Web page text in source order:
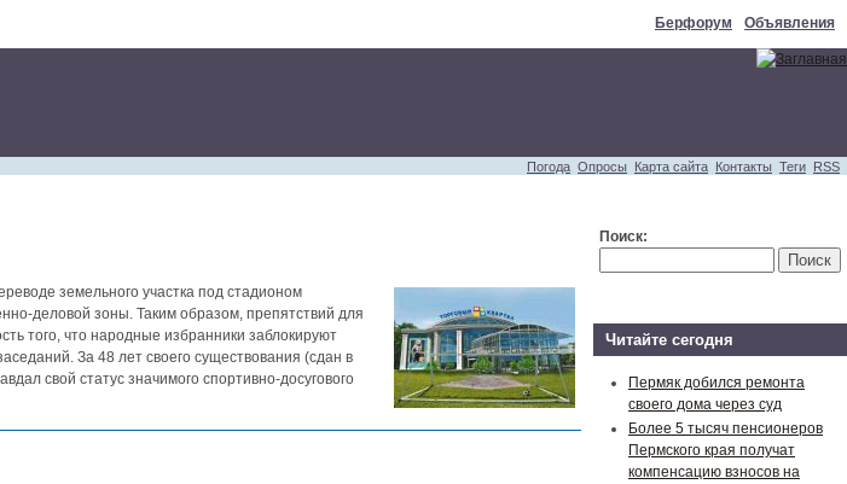
Берфорум Объявления
Погода Опросы Карта сайта Контакты Теги RSS
земельного участка под стадионом
деловой зоны. Таким образом, препятствий для
того, что народные избранники заблокируют
За 48 лет своего существования (сдан в
свой статус значимого спортивно-досугового
Поиск:
Читайте сегодня
Пермяк добился ремонта
своего дома через суд
Более 5 тысяч пенсионеров
Пермского края получат
компенсацию взносов на